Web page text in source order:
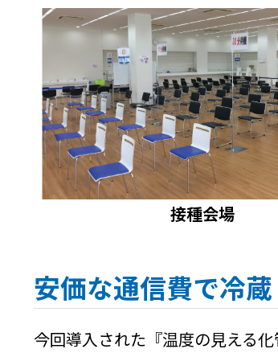
接種会場
安価な通信費で冷
今回導入された『温度の見える